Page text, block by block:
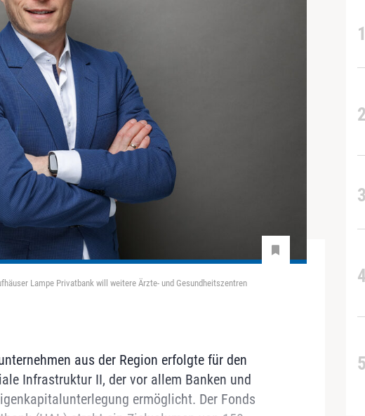
Lampe Privatbank will weitere Ärzte- und Gesundheitszentren
aus der Region erfolgte für den
Infrastruktur II, der vor allem Banken und
ermöglicht. Der Fonds